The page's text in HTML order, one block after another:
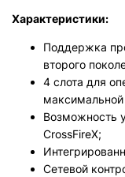
Характеристики:
Поддержка
второго
4 слота для
Возможность
CrossFireX;
Сетевой